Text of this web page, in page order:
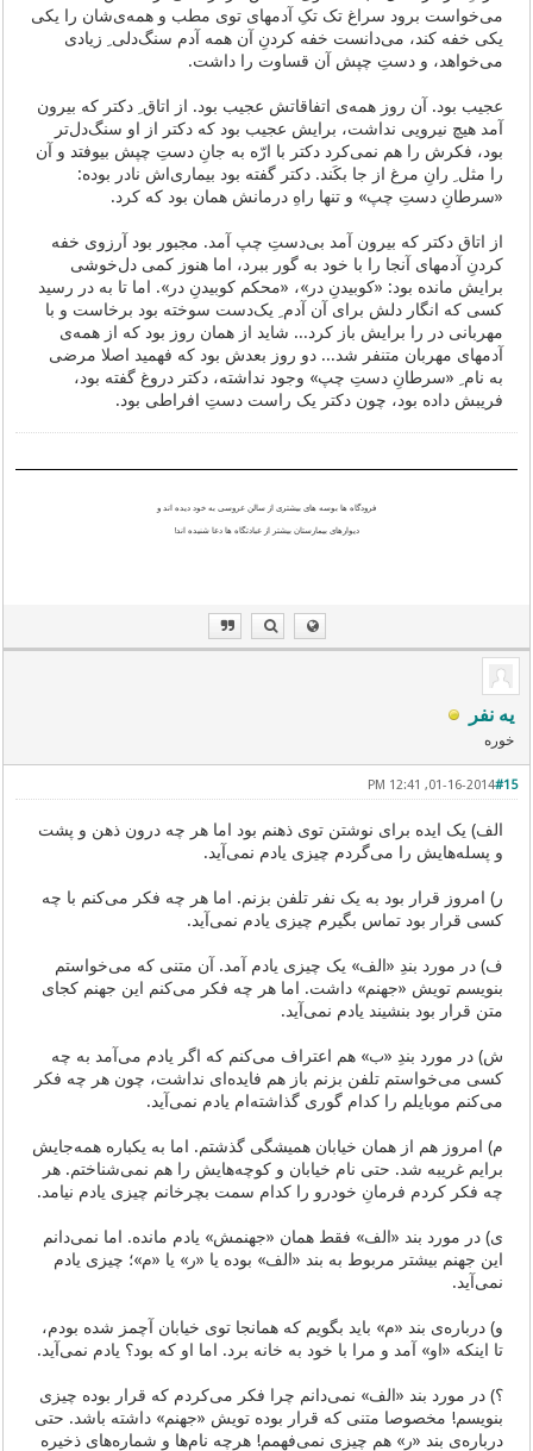
می‌خواست برود سراغ تک تکِ آدمهای توی مطب و همه‌ی‌شان را یکی
یکی خفه کند، می‌دانست خفه کردن‌ِ آن همه آدم سنگ‌دلی‌ ِ زیادی
می‌خواهد، و دستِ چپش آن قساوت را داشت.
عجیب بود. آن روز همه‌ی اتفاقاتش عجیب بود. از اتاق ِ دکتر که بیرون
آمد هیچ نیرویی نداشت، برایش عجیب بود که دکتر از او سنگ‌دل‌تر
بود، فکرش را هم نمی‌کرد دکتر با ارّه به جانِ دستِ چپش بیوفتد و آن
را مثل‌ ِ رانِ مرغ از جا بکَند. دکتر گفته بود بیماری‌اش نادر بوده:
«سرطانِ دستِ چپ» و تنها راهِ درمانش همان بود که کرد.
از اتاق دکتر که بیرون آمد بی‌دستِ چپ آمد. مجبور بود آرزوی خفه
کردن‌ِ آدمهای آنجا را با خود به گور ببرد، اما هنوز کمی دل‌خوشی
برایش مانده بود: «کوبیدنِ در»، «محکم کوبیدنِ در». اما تا به در رسید
کسی که انگار دلش برای آن آدم ِ یک‌دست سوخته بود برخاست و با
مهربانی در را برایش باز کرد... شاید از همان روز بود که از همه‌ی
آدمهای مهربان متنفر شد... دو روز بعدش بود که فهمید اصلا مرضی
به نام ِ «سرطانِ دستِ چپ» وجود نداشته، دکتر دروغ گفته بود،
فریبش داده بود، چون دکتر یک راست دستِ افراطی بود.
فرودگاه ها بوسه های بیشتری از سالن عروسی به خود دیده اند و
دیوارهای بیمارستان بیشتر از عبادتگاه ها دعا شنیده اند!
یه نفر
خوره
#15
01-16-2014, 12:41 PM
الف) یک ایده برای نوشتن توی ذهنم بود اما هر چه درون‌ ذهن و پشت
و پسله‌هایش را می‌گردم چیزی یادم نمی‌آید.
ر) امروز قرار بود به یک نفر تلفن بزنم. اما هر چه فکر می‌کنم با چه
کسی قرار بود تماس بگیرم چیزی یادم نمی‌آید.
ف) در مورد بندِ «الف» یک چیزی یادم آمد. آن متنی که می‌خواستم
بنویسم تویش «جهنم» داشت. اما هر چه فکر می‌کنم این جهنم کجای
متن قرار بود بنشیند یادم نمی‌آید.
ش) در مورد بندِ «ب» هم اعتراف می‌کنم که اگر یادم می‌آمد به چه
کسی می‌خواستم تلفن بزنم باز هم فایده‌ای نداشت، چون هر چه فکر
می‌کنم موبایلم را کدام گوری گذاشته‌‌ام یادم نمی‌آید.
م) امروز هم از همان خیابان همیشگی گذشتم. اما به یکباره همه‌جایش
برایم غریبه شد. حتی نام خیابان و کوچه‌هایش را هم نمی‌شناختم. هر
چه فکر کردم فرمانِ خودرو را کدام سمت بچرخانم چیزی یادم نیامد.
ی) در مورد بند «الف» فقط همان «جهنمش» یادم مانده. اما نمی‌دانم
این جهنم بیشتر مربوط به بند «الف» بوده یا «ر» یا «م»؛ چیزی یادم
نمی‌آید.
و) درباره‌ی بند «م» باید بگویم که همانجا توی خیابان آچمز شده بودم،
تا اینکه «او» آمد و مرا با خود به خانه برد. اما او که بود؟ یادم نمی‌آید.
؟) در مورد بند «الف» نمی‌دانم چرا فکر می‌کردم که قرار بوده چیزی
بنویسم! مخصوصا متنی که قرار بوده تویش «جهنم» داشته باشد. حتی
درباره‌ی بند «ر» هم چیزی نمی‌فهمم! هرچه نام‌ها و شماره‌‌های ذخیره